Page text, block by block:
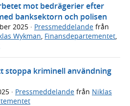
mot bedrägerier efter
banksektorn och polisen
2025 · Pressmeddelande från
Wykman, Finansdepartementet,
stoppa kriminell användning
· Pressmeddelande från Niklas